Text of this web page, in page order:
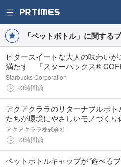
「ペットボトル」に関する
ビタースイートな大人の味わいが
満たす 「スターバックス®
THE DAY カフェモカ」8月18日（
発売
Starbucks Corporation
23時間前
アクアクララのリターナブルボト
たちが環境にやさしいモノづくり
アクアクララ株式会社
23時間前
ペットボトルキャップが“遊べる